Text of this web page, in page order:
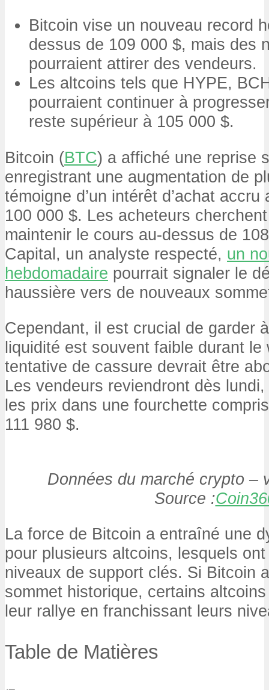
Bitcoin vise un nouveau record
dessus de 109 000 $, mais des
pourraient attirer des vendeurs.
Les altcoins tels que HYPE,
pourraient continuer à
reste supérieur à 105 000 $.
Bitcoin (BTC) a affiché une reprise
enregistrant une augmentation de
témoigne d’un intérêt d’achat
100 000 $. Les acheteurs
maintenir le cours au-dessus de
Capital, un analyste respecté, un
hebdomadaire pourrait signaler le
haussière vers de nouveaux
Cependant, il est crucial de garder
liquidité est souvent faible durant le
tentative de cassure devrait être
Les vendeurs reviendront dès
les prix dans une fourchette
111 980 $.
Données du marché crypto –
Source :
La force de Bitcoin a entraîné une
pour plusieurs altcoins, lesquels
niveaux de support clés. Si Bitcoin
sommet historique, certains
leur rallye en franchissant leurs
Table de Matières